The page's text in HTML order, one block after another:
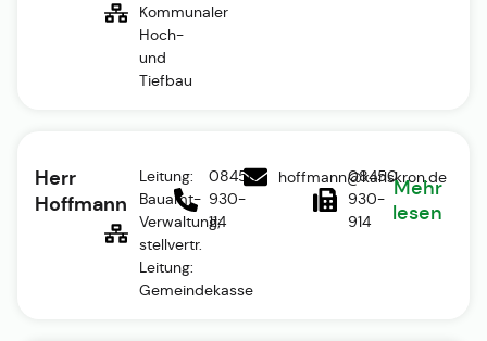
Kommunaler
Hoch-
und
Tiefbau
Herr
Hoffmann
Leitung:
Bauamt-
Verwaltung;
stellvertr.
Leitung:
Gemeindekasse
08450
930-
114
hoffmann@karlskron.de
08450
930-
914
Mehr
lesen